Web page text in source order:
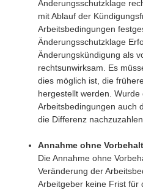
Änderungsschutzklage
mit Ablauf der
Arbeitsbedingungen
Änderungsschutzklage
Änderungskündigung als
rechtsunwirksam. Es
dies möglich ist, die
hergestellt werden.
Arbeitsbedingungen auch
die Differenz nachzuzahlen.
Annahme ohne
Die Annahme ohne
Veränderung der
Arbeitgeber keine Frist für